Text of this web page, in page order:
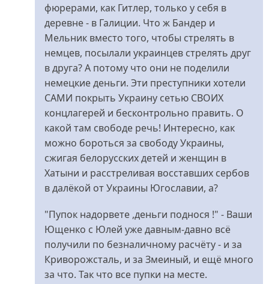
фюрерами, как Гитлер, только у себя в
деревне - в Галиции. Что ж Бандер и
Мельник вместо того, чтобы стрелять в
немцев, посылали украинцев стрелять друг
в друга? А потому что они не поделили
немецкие деньги. Эти преступники хотели
САМИ покрыть Украину сетью СВОИХ
концлагерей и бесконтрольно править. О
какой там свободе речь! Интересно, как
можно бороться за свободу Украины,
сжигая белорусских детей и женщин в
Хатыни и расстреливая восставших сербов
в далёкой от Украины Югославии, а?
"Пупок надорвете ,деньги поднося !" - Ваши
Ющенко с Юлей уже давным-давно всё
получили по безналичному расчёту - и за
Криворожсталь, и за Змеиный, и ещё много
за что. Так что все пупки на месте.